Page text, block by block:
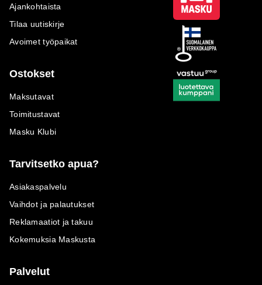
Ajankohtaista
Tilaa uutiskirje
Avoimet työpaikat
Ostokset
Maksutavat
Toimitustavat
Masku Klubi
Tarvitsetko apua?
Asiakaspalvelu
Vaihdot ja palautukset
Reklamaatiot ja takuu
Kokemuksia Maskusta
Palvelut